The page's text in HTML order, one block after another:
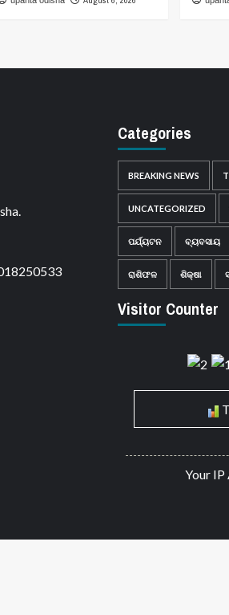
Categories
BREAKING NEWS
UNCATEGORIZED
ପର୍ଯ୍ୟଟନ ବ୍ୟବସାୟ
ରାଶିଫଳ ଶିକ୍ଷା
Visitor Counter
Your IP